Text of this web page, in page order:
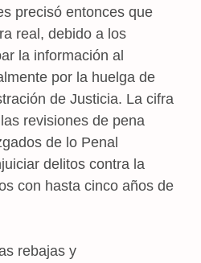
precisó entonces que
real, debido a los
la información al
por la huelga de
de Justicia. La cifra
revisiones de pena
de lo Penal
delitos contra la
con hasta cinco años de
rebajas y